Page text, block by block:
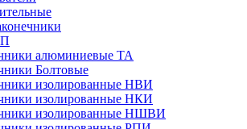
алюминиевые ТА
Болтовые
изолированные НВИ
изолированные НКИ
изолированные НШВИ